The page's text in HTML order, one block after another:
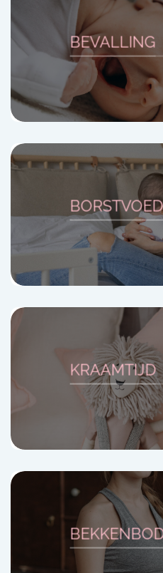
BEVALLING
KRAAMTIJD